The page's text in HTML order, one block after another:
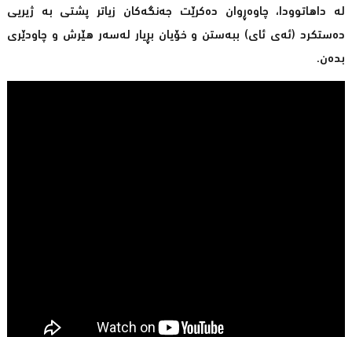
لە داهاتوودا، چاوەڕوان دەكرێت جەنگەكان زیاتر پشتی بە ژیریی
دەستكرد (ئەی ئای) ببەستن و خۆیان بڕیار لەسەر هێرش و چاودێری
بدەن.